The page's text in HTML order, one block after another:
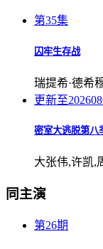
第35集
囚牢生存战
瑞提希·德希
更新至
密室大逃脱第八
大张伟,许凯,
同主演
第26期